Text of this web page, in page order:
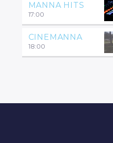
MANNA HITS
17:00
CINEMANNA
18:00